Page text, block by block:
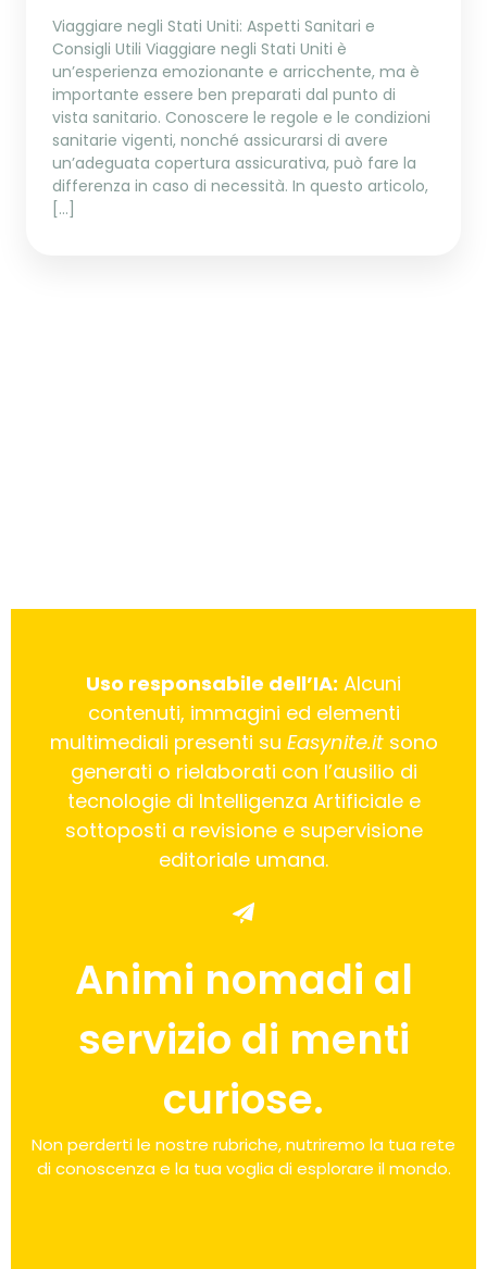
Viaggiare negli Stati Uniti: Aspetti Sanitari e
Consigli Utili Viaggiare negli Stati Uniti è
un’esperienza emozionante e arricchente, ma è
importante essere ben preparati dal punto di
vista sanitario. Conoscere le regole e le condizioni
sanitarie vigenti, nonché assicurarsi di avere
un’adeguata copertura assicurativa, può fare la
differenza in caso di necessità. In questo articolo,
[…]
Uso responsabile dell’IA: Alcuni
contenuti, immagini ed elementi
multimediali presenti su Easynite.itsono
generati o rielaborati con l’ausilio di
tecnologie di Intelligenza Artificiale e
sottoposti a revisione e supervisione
editoriale umana.
Animi nomadi al
servizio di menti
curiose.
Non perderti le nostre rubriche, nutriremo la tua rete
di conoscenza e la tua voglia di esplorare il mondo.